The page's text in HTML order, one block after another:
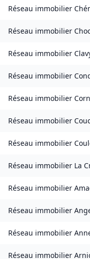
Réseau immobilier
Réseau immobilier
Réseau immobilier
Réseau immobilier
Réseau immobilier
Réseau immobilier
Réseau immobilier
Réseau immobilier La
Réseau immobilier
Réseau immobilier
Réseau immobilier
Réseau immobilier